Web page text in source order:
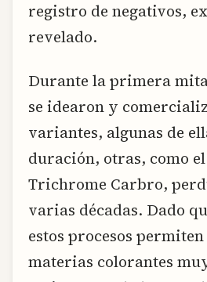
registro de negativos,
revelado.
Durante la primera
se idearon y
variantes, algunas de
duración, otras, como
Trichrome Carbro,
varias décadas. Dado
estos procesos
materias colorantes